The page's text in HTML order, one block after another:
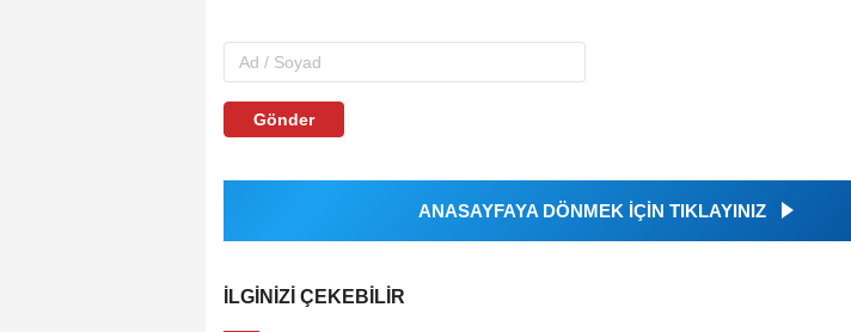
Gönder
ANASAYFAYA DÖNMEK İÇİN TIKLAYINIZ
İLGINIZI ÇEKEBILIR